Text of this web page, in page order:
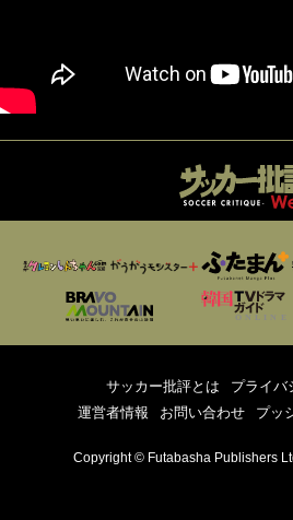
サッカー批評とは
プライバ
運営者情報
お問い合わせ プッ
Copyright © Futabasha Publishers